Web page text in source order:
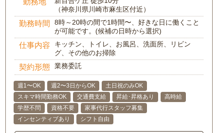
（神奈川県川崎市麻生区付近）
勤務時間
8時～20時の間で1時間〜、好きな日に働くこと
が可能です。(候補の日時から選択)
仕事内容
キッチン、トイレ、お風呂、洗面所、リビン
グ、その他のお掃除
契約形態 業務委託
週1〜OK 週2〜3日からOK
土日祝のみOK
スキマ時間勤務OK
交通費支給 昇給･昇格あり
高時給
学歴不問
資格不要
家事代行スタッフ募集
インセンティブあり
シフト自由